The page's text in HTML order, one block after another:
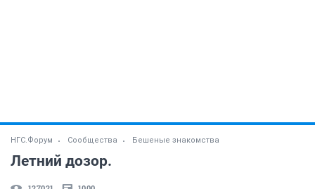
НГС.Форум Сообщества Бешеные знакомства
Летний дозор.